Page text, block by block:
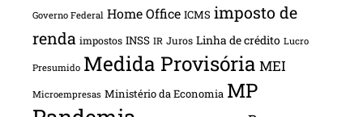
Governo Federal Home Office ICMS imposto de
renda impostos INSS IR Juros Linha de crédito Lucro
Presumido Medida Provisória MEI
Microempresas Ministério da Economia MP